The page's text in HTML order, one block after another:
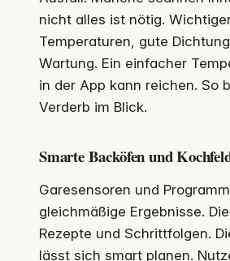
nicht alles ist nötig.
Temperaturen, gute
Wartung. Ein einfacher
in der App kann reichen. So
Verderb im Blick.
Smarte Backöfen und
Garesensoren und
gleichmäßige Ergebnisse.
Rezepte und Schrittfolgen.
lässt sich smart planen.